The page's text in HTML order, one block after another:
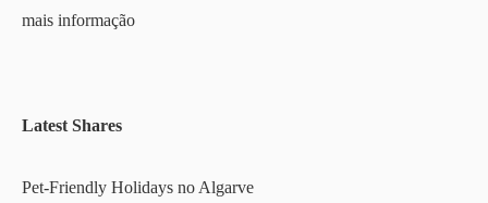
mais informação
Latest Shares
Pet-Friendly Holidays no Algarve